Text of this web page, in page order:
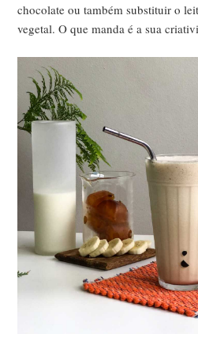
chocolate ou também substituir o
vegetal. O que manda é a sua